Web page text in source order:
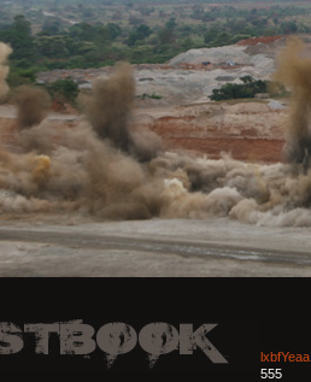
lxbfYeaa
555